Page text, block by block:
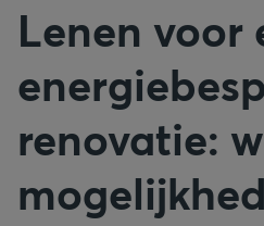
Lenen voor
renovatie: